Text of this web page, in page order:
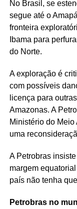
No Brasil, se
segue até o
fronteira
Ibama para
do Norte.
A exploração é
com possíveis
licença para
Amazonas. A
Ministério do
uma
A Petrobras
margem
país não tenha
Petrobras no